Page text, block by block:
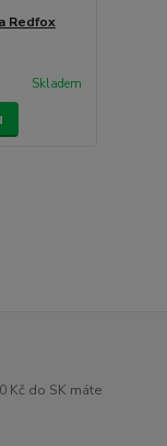
Redfox
Skladem
Kč do SK máte